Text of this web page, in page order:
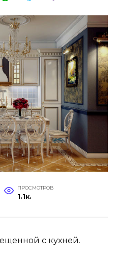
ПРОСМОТРОВ
1.1к.
с кухней.